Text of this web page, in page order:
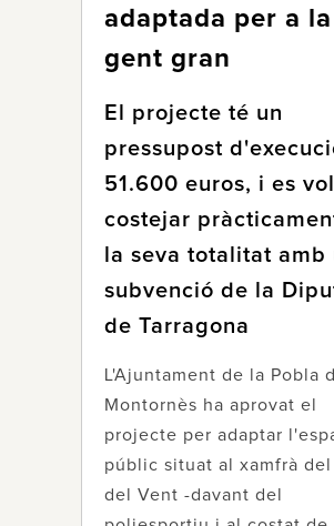
adaptada per a la
gent gran
El projecte té un
pressupost
51.600 euros, i es vol
costejar
la seva totalitat amb
subvenció de la
de Tarragona
L'Ajuntament de la Pobla
Montornès ha aprovat el
projecte per adaptar
públic situat al xamfrà del
del Vent -davant del